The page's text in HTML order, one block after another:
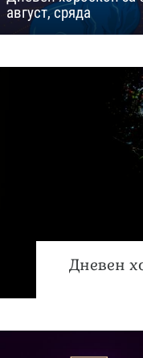
август, сряда
Дневен